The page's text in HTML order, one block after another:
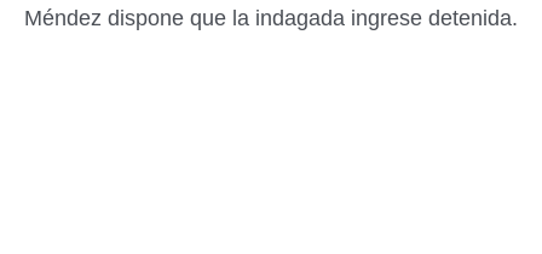
Méndez dispone que la indagada ingrese detenida.